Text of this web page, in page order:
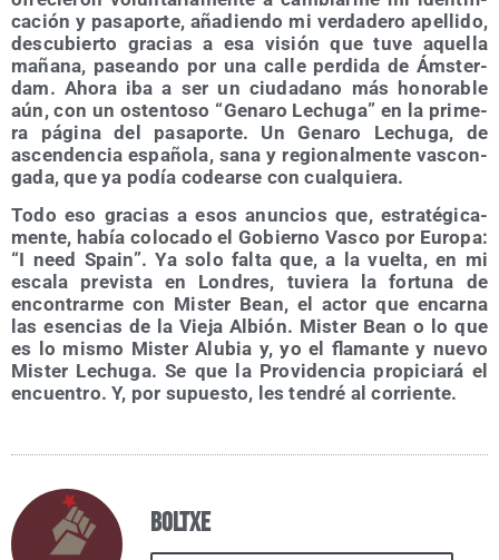
ca­ción y pasa­por­te, aña­dien­do mi ver­da­de­ro ape­lli­do,
des­cu­bier­to gra­cias a esa visión que tuve aque­lla
maña­na, pasean­do por una calle per­di­da de Áms­ter­
dam. Aho­ra iba a ser un ciu­da­dano más hono­ra­ble
aún, con un osten­to­so “Gena­ro Lechu­ga” en la pri­me­
ra pági­na del pasa­por­te. Un Gena­ro Lechu­ga, de
ascen­den­cia espa­ño­la, sana y regio­nal­men­te vas­con­
ga­da, que ya podía codear­se con cualquiera.
Todo eso gra­cias a esos anun­cios que, estra­té­gi­ca­
men­te, había colo­ca­do el Gobierno Vas­co por Euro­pa:
“I need Spain”. Ya solo fal­ta que, a la vuel­ta, en mi
esca­la pre­vis­ta en Lon­dres, tuvie­ra la for­tu­na de
encon­trar­me con Mis­ter Bean, el actor que encar­na
las esen­cias de la Vie­ja Albión. Mis­ter Bean o lo que
es lo mis­mo Mis­ter Alu­bia y, yo el fla­man­te y nue­vo
Mis­ter Lechu­ga. Se que la Pro­vi­den­cia pro­pi­cia­rá el
encuen­tro. Y, por supues­to, les ten­dré al corriente.
Boltxe